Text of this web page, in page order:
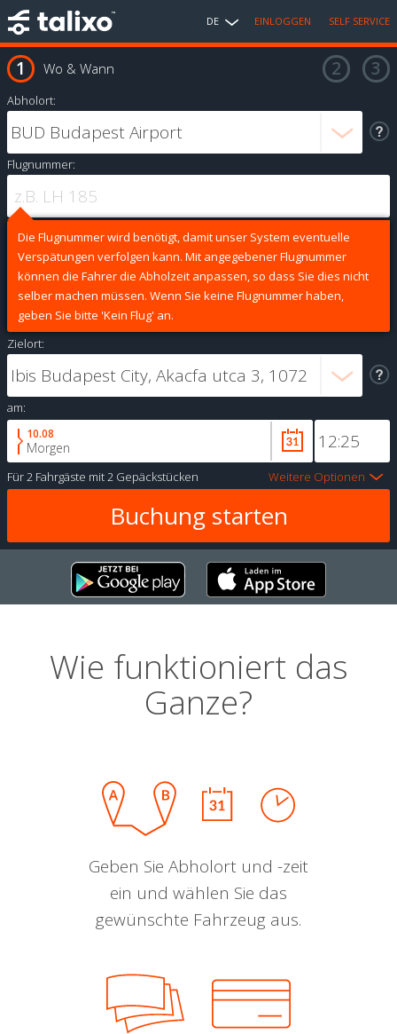
DE EINLOGGEN SELF SERVICE
Wo & Wann
Abholort:
Flugnummer:
Die Flugnummer wird benötigt, damit unser System eventuelle
Verspätungen verfolgen kann. Mit angegebener Flugnummer
können die Fahrer die Abholzeit anpassen, so dass Sie dies nicht
selber machen müssen. Wenn Sie keine Flugnummer haben,
geben Sie bitte 'Kein Flug' an.
Zielort:
am:
10.08
Morgen
Für2 Fahrgäste mit2 Gepäckstücken Weitere Optionen
Wie funktioniert das
Ganze?
Geben Sie Abholort und -zeit
ein und wählen Sie das
gewünschte Fahrzeug aus.